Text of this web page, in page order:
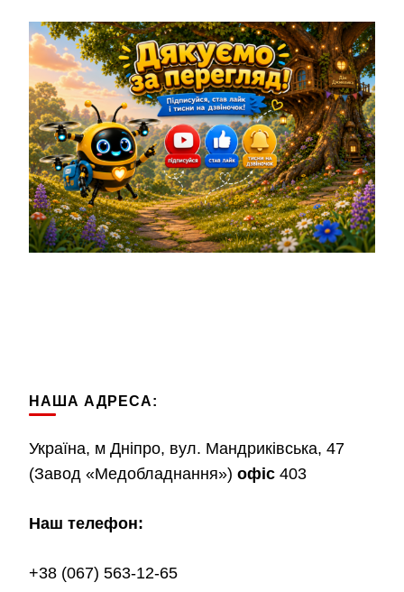
НАША АДРЕСА:
Україна, м Дніпро, вул. Мандриківська, 47
(Завод «Медобладнання») офіс 403
Наш телефон:
+38 (067) 563-12-65